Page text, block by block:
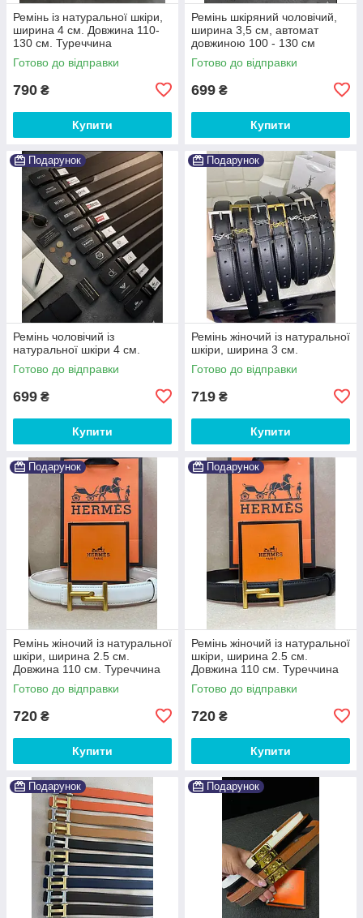
Ремінь із натуральної шкіри,
ширина 4 см. Довжина 110-
130 см. Туреччина
Готово до відправки
790 ₴
Купити
Ремінь шкіряний чоловічий,
ширина 3,5 см, автомат
довжиною 100 - 130 см
Готово до відправки
699 ₴
Купити
Подарунок
Ремінь чоловічий із
натуральної шкіри 4 см.
Готово до відправки
699 ₴
Купити
Подарунок
Ремінь жіночий із натуральної
шкіри, ширина 3 см.
Готово до відправки
719 ₴
Купити
Подарунок
Ремінь жіночий із натуральної
шкіри, ширина 2.5 см.
Довжина 110 см. Туреччина
Готово до відправки
720 ₴
Купити
Подарунок
Ремінь жіночий із натуральної
шкіри, ширина 2.5 см.
Довжина 110 см. Туреччина
Готово до відправки
720 ₴
Купити
Подарунок Подарунок